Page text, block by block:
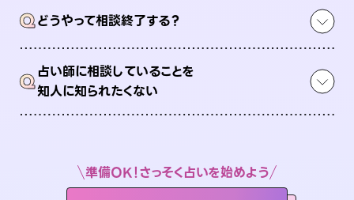
Qどうやって相談終了する？
Q占い師に相談していることを
知人に知られたくない
準備OK！さっそく占いを始めよう